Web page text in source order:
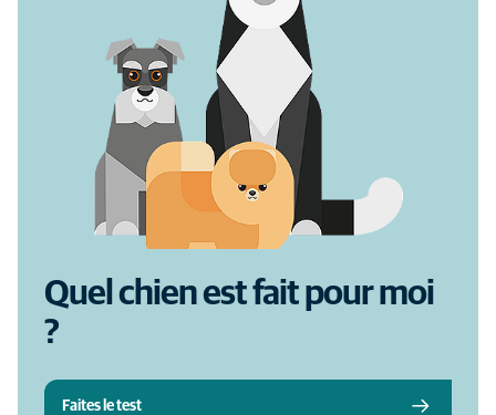
Quel chien est fait pour moi
?
Faites le test